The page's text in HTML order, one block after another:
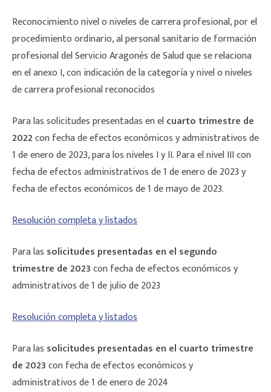
Reconocimiento nivel o niveles de carrera profesional, por el
procedimiento ordinario, al personal sanitario de formación
profesional del Servicio Aragonés de Salud que se relaciona
en el anexo I, con indicación de la categoría y nivel o niveles
de carrera profesional reconocidos
Para las solicitudes presentadas en elcuarto trimestre de
2022con fecha de efectos económicos y administrativos de
1 de enero de 2023, para los niveles I y II. Para el nivel III con
fecha de efectos administrativos de 1 de enero de 2023 y
fecha de efectos económicos de 1 de mayo de 2023.
Resolución completa y listados
Para las solicitudes presentadas en el segundo
trimestre de 2023con fecha de efectos económicos y
administrativos de 1 de julio de 2023
Resolución completa y listados
Para las solicitudes presentadas en el cuarto trimestre
de 2023con fecha de efectos económicos y
administrativos de 1 de enero de 2024